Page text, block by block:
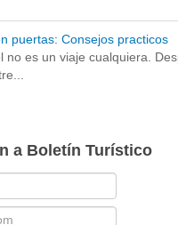
puertas: Consejos practicos
no es un viaje cualquiera.
a Boletín Turístico